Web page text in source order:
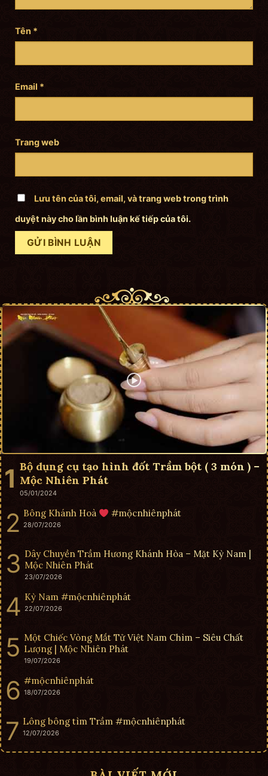
Tên *
Email *
Trang web
Lưu tên của tôi, email, và trang web trong trình
duyệt này cho lần bình luận kế tiếp của tôi.
Bộ dụng cụ tạo hình đốt Trầm bột ( 3 món ) –
Mộc Nhiên Phát
05/01/2024
Bông Khánh Hoà #mộcnhiênphát
28/07/2026
Dây Chuyền Trầm Hương Khánh Hòa – Mặt Kỳ Nam |
Mộc Nhiên Phát
23/07/2026
Kỳ Nam #mộcnhiênphát
22/07/2026
Một Chiếc Vòng Mắt Tử Việt Nam Chìm – Siêu Chất
Lượng | Mộc Nhiên Phát
19/07/2026
#mộcnhiênphát
18/07/2026
Lông bông tìm Trầm #mộcnhiênphát
12/07/2026